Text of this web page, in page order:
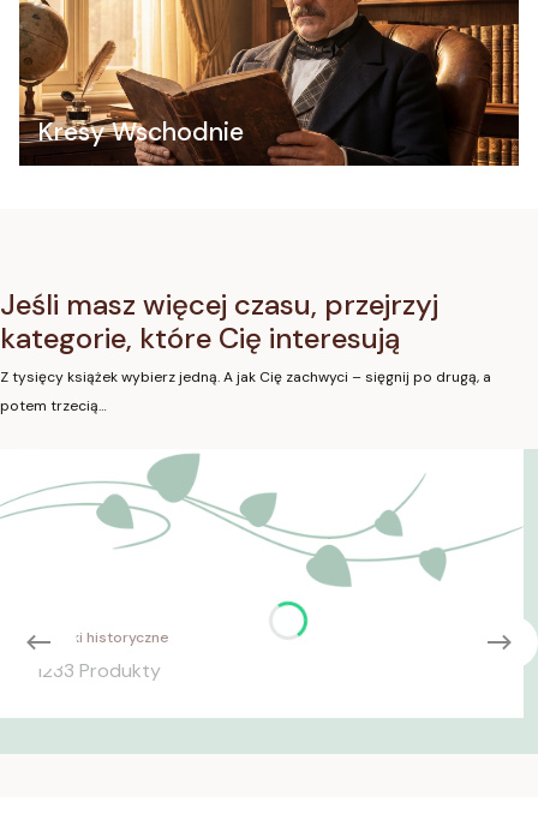
Kresy Wschodnie
Jeśli masz więcej czasu, przejrzyj
kategorie, które Cię interesują
Z tysięcy książek wybierz jedną. A jak Cię zachwyci – sięgnij po drugą, a
potem trzecią…
Książki historyczne
1233 Produkty